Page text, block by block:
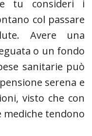
tu consideri i
col passare
Avere una
o un fondo
sanitarie può
serena e
visto che con
mediche tendono